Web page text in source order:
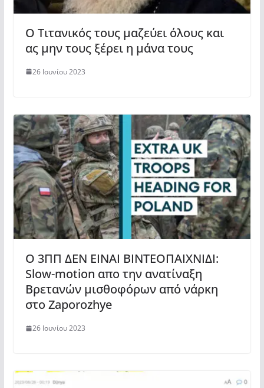
Ο Τιτανικός τους μαζεύει όλους και
ας μην τους ξέρει η μάνα τους
26 Ιουνίου 2023
O 3ΠΠ ΔΕΝ ΕΙΝΑΙ ΒΙΝΤΕΟΠΑΙΧΝΙΔΙ:
Slow-motion απο την ανατίναξη
Βρετανών μισθοφόρων από νάρκη
στο Zaporozhye
26 Ιουνίου 2023